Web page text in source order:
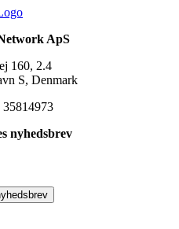
ApS
160, 2.4
S, Denmark
nyhedsbrev